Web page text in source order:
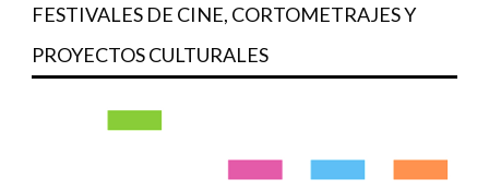
FESTIVALES DE CINE, CORTOMETRAJES Y
PROYECTOS CULTURALES